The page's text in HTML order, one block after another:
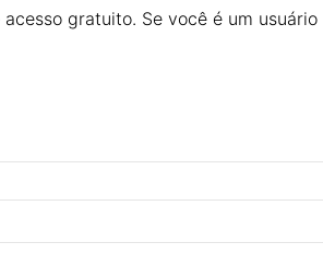
gratuito. Se você é um